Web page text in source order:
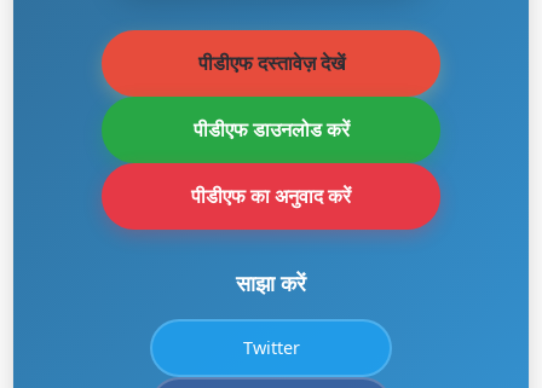
पीडीएफ दस्तावेज़ देखें
पीडीएफ डाउनलोड करें
पीडीएफ का अनुवाद करें
साझा करें
Twitter